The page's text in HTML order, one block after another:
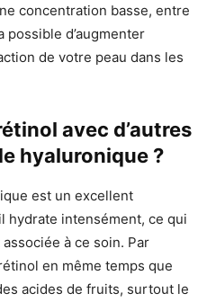
concentration basse, entre
possible d’augmenter
de votre peau dans les
avec d’autres
hyaluronique ?
est un excellent
hydrate intensément, ce qui
à ce soin. Par
en même temps que
acides de fruits, surtout le